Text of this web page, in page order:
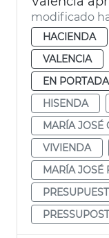
modificado
HACIENDA
VALENCIA
EN
HISENDA
MARÍA JOSÉ
VIVIENDA
MARÍA JOSÉ